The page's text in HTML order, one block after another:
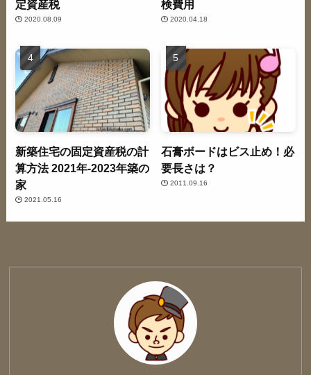
定資産税
2020.08.09
検費用
2020.04.18
新築住宅の固定資産税の計
算方法 2021年-2023年築の
家
2021.05.16
石膏ボードはビス止め！必
要長さは？
2011.09.16